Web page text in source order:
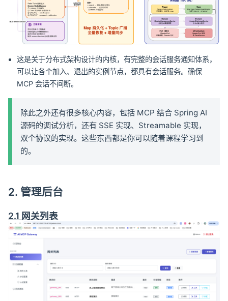
这是关于分布式架构设计的内核，有完整的会话服务通知体系，
可以让各个加入、退出的实例节点，都具有会话服务。确保
MCP 会话不间断。
除此之外还有很多核心内容，包括 MCP 结合 Spring AI
源码的调试分析，还有 SSE 实现、Streamable 实现，
双个协议的实现。这些东西都是你可以随着课程学习到
的。
2. 管理后台
2.1 网关列表